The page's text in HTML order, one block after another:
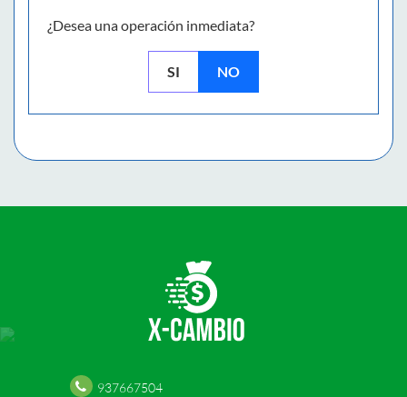
¿Desea una operación inmediata?
SI NO
937667504